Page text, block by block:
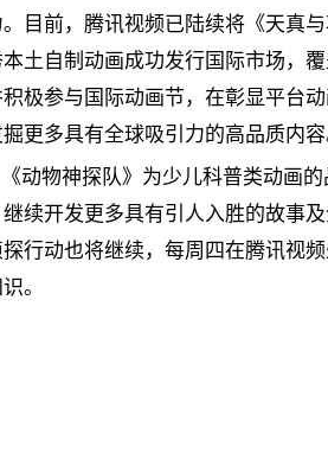
目前，腾讯视频已陆续将《天真
土自制动画成功发行国际市场，
极参与国际动画节，在彰显平台
更多具有全球吸引力的高品质内容
动物神探队》为少儿科普类动画
续开发更多具有引人入胜的故事
行动也将继续，每周四在腾讯视
。